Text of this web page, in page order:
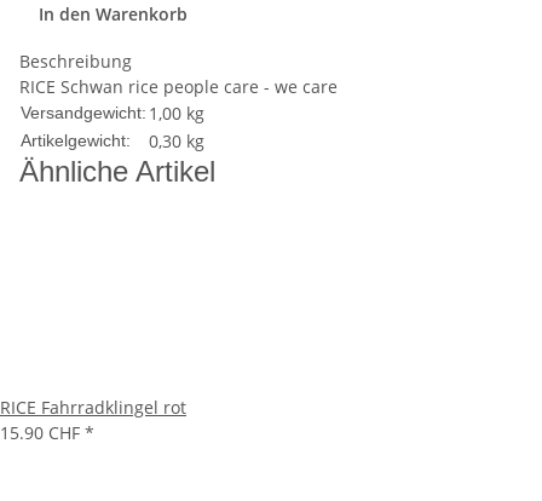
In den Warenkorb
Beschreibung
RICE Schwan rice people care - we care
Versandgewicht: 1,00 kg
Artikelgewicht: 0,30 kg
Ähnliche Artikel
RICE Fahrradklingel rot
15.90 CHF *